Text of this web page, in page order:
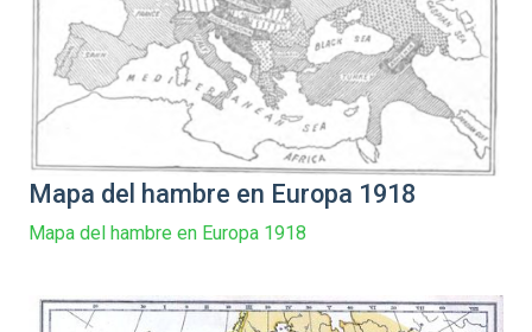
Mapa del hambre en Europa 1918
Mapa del hambre en Europa 1918